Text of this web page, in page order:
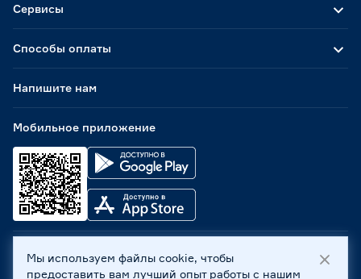
Способы оплаты
Мобильное приложение
Сервисы
Напишите нам
ООО «Бауцентр Рус» 2004 -2026, 236029, г. Калининград,
ул. А.Невского, 205. ИНН 7702596813, КПП 390601001 ©
Мы используем файлы cookie, чтобы
предоставить вам лучший опыт работы с нашим